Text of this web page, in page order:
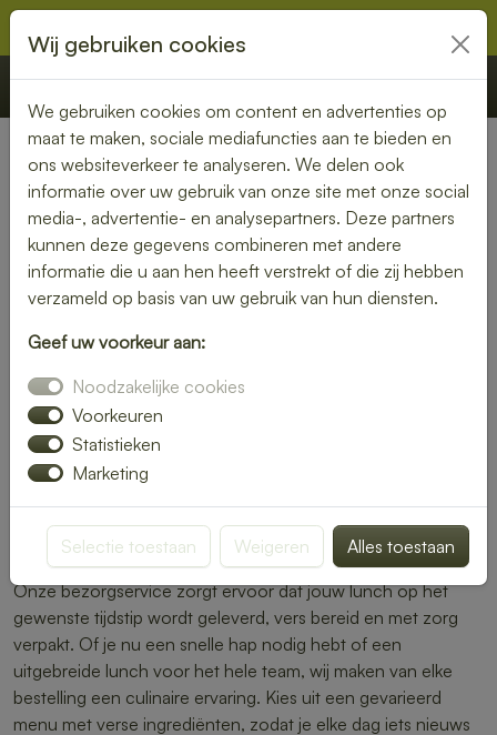
€ 0,00 Offerte Bestellen
Nederland» Leersum
Lunch laten bezorgen in
Leersum – vers, snel en
smaakvol
maken? Laat je lunch bezorgen in Leersum en geniet van
verse, smaakvolle gerechten zonder gedoe. Of je nu op
kantoor bent, thuiswerkt of gewoon zin hebt in een
ontspannen middagpauze, een bezorgde lunch is altijd een
warme maaltijden – er is altijd iets dat perfect aansluit bij
jouw smaak.
Onze bezorgservice zorgt ervoor dat jouw lunch op het
gewenste tijdstip wordt geleverd, vers bereid en met zorg
verpakt. Of je nu een snelle hap nodig hebt of een
uitgebreide lunch voor het hele team, wij maken van elke
bestelling een culinaire ervaring. Kies uit een gevarieerd
menu met verse ingrediënten, zodat je elke dag iets nieuws
Wij gebruiken cookies
We gebruiken cookies om content en advertenties op
maat te maken, sociale mediafuncties aan te bieden en
ons websiteverkeer te analyseren. We delen ook
informatie over uw gebruik van onze site met onze social
media-, advertentie- en analysepartners. Deze partners
kunnen deze gegevens combineren met andere
informatie die u aan hen heeft verstrekt of die zij hebben
verzameld op basis van uw gebruik van hun diensten.
Geef uw voorkeur aan:
Noodzakelijke cookies
Voorkeuren
Statistieken
Marketing
Selectie toestaan Weigeren Alles toestaan